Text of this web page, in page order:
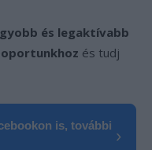
és legaktívabb
és tudj
is, további
›